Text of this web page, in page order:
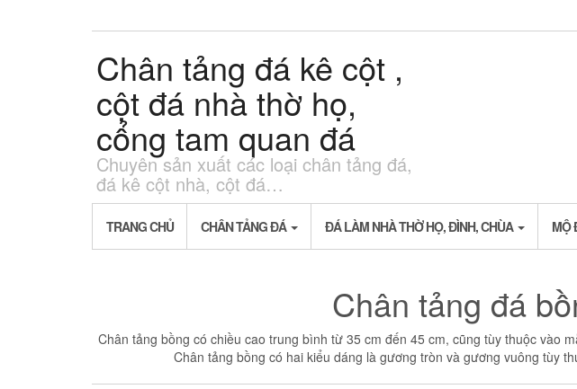
Chân tảng đá kê cột ,
cột đá nhà thờ họ,
cổng tam quan đá
Chuyên sản xuất các loại chân tảng đá,
đá kê cột nhà, cột đá…
TRANG CHỦ CHÂN TẢNG ĐÁ ĐÁ LÀM NHÀ THỜ HỌ, ĐÌNH, CHÙA MỘ
Chân tảng đá
Chân tảng bồng có chiều cao trung bình từ 35 cm đến 45 cm, cũng tùy thuộc vào
Chân tảng bồng có hai kiểu dáng là gương tròn và gương vuông tùy